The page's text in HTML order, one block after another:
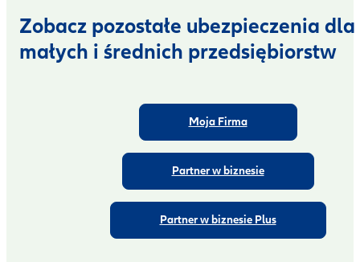
Zobacz pozostałe ubezpieczenia dla
małych i średnich przedsiębiorstw
Moja Firma
Partner w biznesie
Partner w biznesie Plus